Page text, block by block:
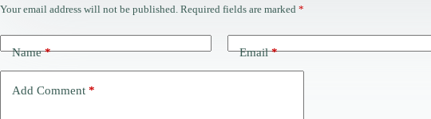
Your email address will not be published. Required fields are marked *
Name* Email*
Add Comment *